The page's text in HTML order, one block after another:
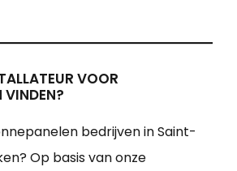
VOOR
VINDEN?
bedrijven in Saint-
Op basis van onze